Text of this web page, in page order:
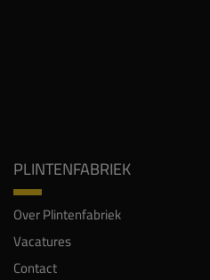
PLINTENFABRIEK
Over Plintenfabriek
Vacatures
Contact